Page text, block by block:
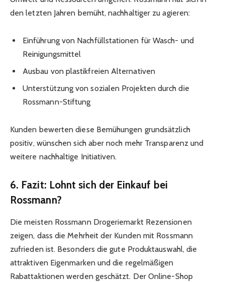
den letzten Jahren bemüht, nachhaltiger zu agieren:
Einführung von Nachfüllstationen für Wasch- und
Reinigungsmittel
Ausbau von plastikfreien Alternativen
Unterstützung von sozialen Projekten durch die
Rossmann-Stiftung
Kunden bewerten diese Bemühungen grundsätzlich
positiv, wünschen sich aber noch mehr Transparenz und
weitere nachhaltige Initiativen.
6. Fazit: Lohnt sich der Einkauf bei
Rossmann?
Die meisten Rossmann Drogeriemarkt Rezensionen
zeigen, dass die Mehrheit der Kunden mit Rossmann
zufrieden ist. Besonders die gute Produktauswahl, die
attraktiven Eigenmarken und die regelmäßigen
Rabattaktionen werden geschätzt. Der Online-Shop